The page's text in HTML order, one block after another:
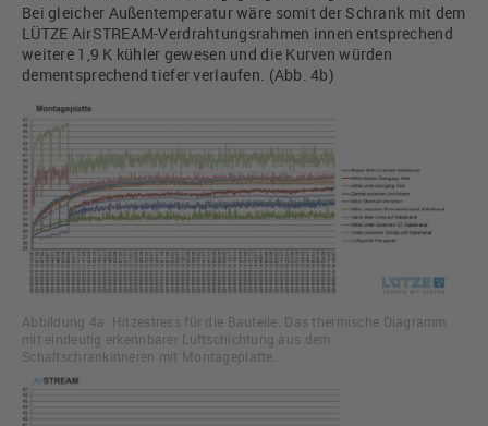
Bei gleicher Außentemperatur wäre somit der Schrank mit dem
LÜTZE AirSTREAM-Verdrahtungsrahmen innen entsprechend
weitere 1,9 K kühler gewesen und die Kurven würden
dementsprechend tiefer verlaufen. (Abb. 4b)
Abbildung 4a: Hitzestress für die Bauteile. Das thermische Diagramm
mit eindeutig erkennbarer Luftschichtung aus dem
Schaltschrankinneren mit Montageplatte.